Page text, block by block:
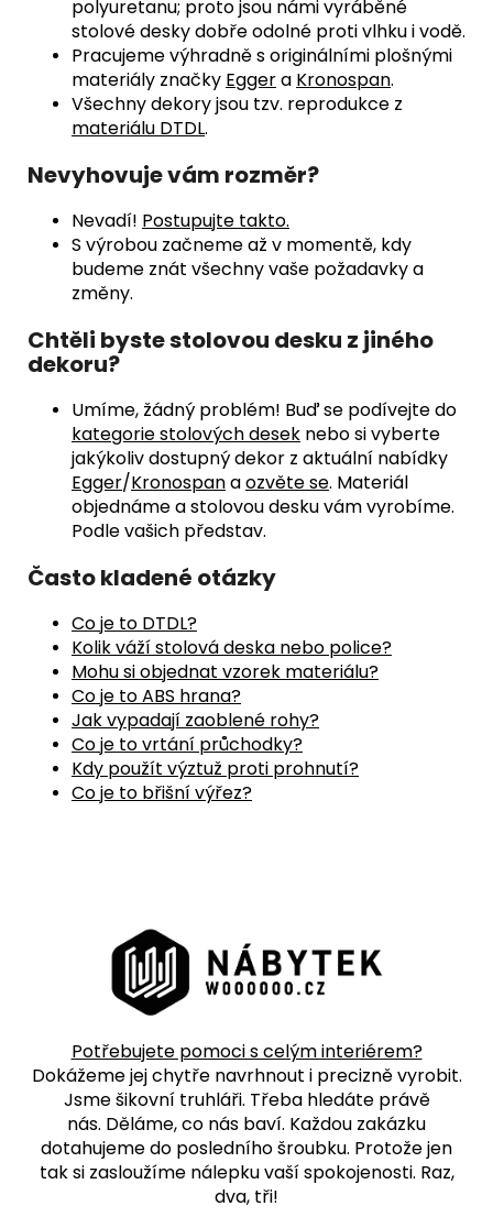
polyuretanu; proto jsou námi vyráběné
stolové desky dobře odolné proti vlhku i vodě.
Pracujeme výhradně s originálními plošnými
materiály značky Eggera Kronospan.
Všechny dekory jsou tzv. reprodukce z
materiálu DTDL.
Nevyhovuje vám rozměr?
Nevadí! Postupujte takto.
S výrobou začneme až v momentě, kdy
budeme znát všechny vaše požadavky a
změny.
Chtěli byste stolovou desku z jiného
dekoru?
Umíme, žádný problém! Buď se podívejte do
kategorie stolových desek nebo si vyberte
jakýkoliv dostupný dekor z aktuální nabídky
Egger/Kronospanaozvěte se. Materiál
objednáme a stolovou desku vám vyrobíme.
Podle vašich představ.
Často kladené otázky
Co je to DTDL?
Kolik váží stolová deska nebo police?
Mohu si objednat vzorek materiálu?
Co je to ABS hrana?
Jak vypadají zaoblené rohy?
Co je to vrtání průchodky?
Kdy použít výztuž proti prohnutí?
Co je to břišní výřez?
Potřebujete pomoci s celým interiérem?
Dokážeme jej chytře navrhnout i precizně vyrobit.
Jsme šikovní truhláři. Třeba hledáte právě
nás. Děláme, co nás baví. Každou zakázku
dotahujeme do posledního šroubku. Protože jen
tak si zasloužíme nálepku vaší spokojenosti. Raz,
dva, tři!